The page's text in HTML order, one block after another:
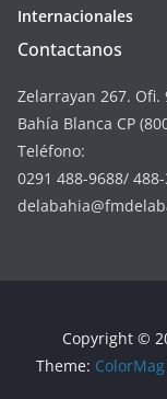
Internacionales
Contactanos
Zelarrayan 267. Ofi.
Bahía Blanca CP
Teléfono:
0291 488-9688/
Copyright ©
Theme: ColorMag